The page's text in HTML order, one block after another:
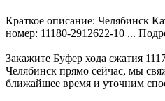
Краткое описание: Челябинск
номер: 11180-2912622-10 ...
Закажите Буфер хода сжатия
Челябинск прямо сейчас, мы
ближайшее время и уточним